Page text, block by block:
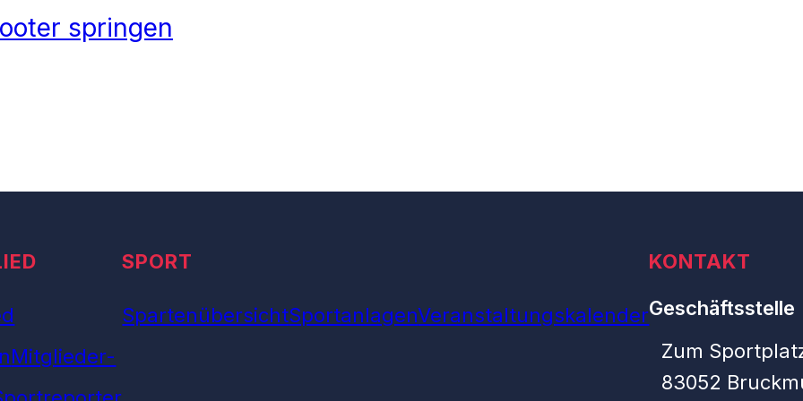
springen
Mitglieder-
SPORT
SpartenübersichtSportanlagenVeranstaltungskalender
KONTAKT
Geschäftsstelle
Zum
83052